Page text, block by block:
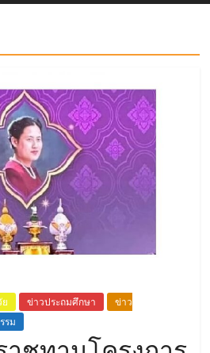
ข่าวประถมศึกษา
ข่าว
รม